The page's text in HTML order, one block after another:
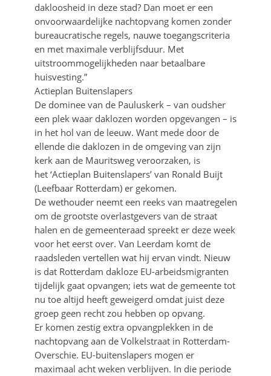
dakloosheid in deze stad? Dan moet er een
onvoorwaardelijke nachtopvang komen zonder
bureaucratische regels, nauwe toegangscriteria
en met maximale verblijfsduur. Met
uitstroommogelijkheden naar betaalbare
huisvesting.”
Actieplan Buitenslapers
De dominee van de Pauluskerk – van oudsher
een plek waar daklozen worden opgevangen – is
in het hol van de leeuw. Want mede door de
ellende die daklozen in de omgeving van zijn
kerk aan de Mauritsweg veroorzaken, is
het ‘Actieplan Buitenslapers’ van Ronald Buijt
(Leefbaar Rotterdam) er gekomen.
De wethouder neemt een reeks van maatregelen
om de grootste overlastgevers van de straat
halen en de gemeenteraad spreekt er deze week
voor het eerst over. Van Leerdam komt de
raadsleden vertellen wat hij ervan vindt. Nieuw
is dat Rotterdam dakloze EU-arbeidsmigranten
tijdelijk gaat opvangen; iets wat de gemeente tot
nu toe altijd heeft geweigerd omdat juist deze
groep geen recht zou hebben op opvang.
Er komen zestig extra opvangplekken in de
nachtopvang aan de Volkelstraat in Rotterdam-
Overschie. EU-buitenslapers mogen er
maximaal acht weken verblijven. In die periode